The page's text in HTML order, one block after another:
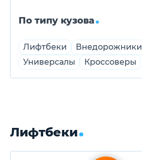
По типу кузова
Лифтбеки Внедорожники
Универсалы
Кроссоверы
Лифтбеки